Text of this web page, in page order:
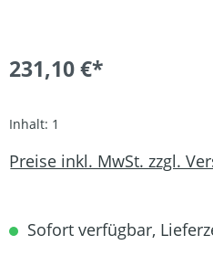
231,10 €*
Inhalt: 1
Preise inkl. MwSt. zzgl.
Sofort verfügbar,